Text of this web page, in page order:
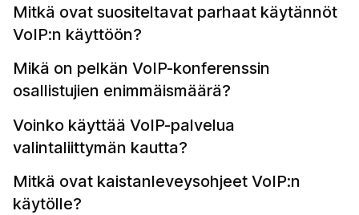
Mitkä ovat suositeltavat parhaat käytännöt
VoIP:n käyttöön?
Mikä on pelkän VoIP-konferenssin
osallistujien enimmäismäärä?
Voinko käyttää VoIP-palvelua
valintaliittymän kautta?
Mitkä ovat kaistanleveysohjeet VoIP:n
käytölle?